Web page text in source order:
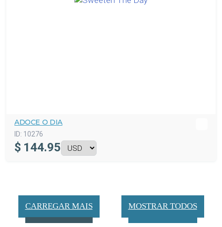
ADOCE O DIA
ID: 10276
$ 144.95
CARREGAR MAIS MOSTRAR TODOS